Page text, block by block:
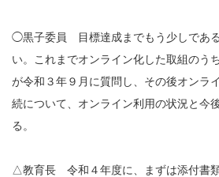
◯黒子委員 目標達成までもう少しであ
い。これまでオンライン化した取組のう
が令和３年９月に質問し、その後オンラ
続について、オンライン利用の状況と今
る。
△教育長 令和４年度に、まずは添付書